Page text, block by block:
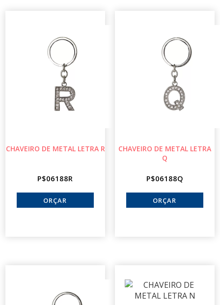
CHAVEIRO DE METAL LETRA R
P$06188R
CHAVEIRO DE METAL LETRA
Q
P$06188Q